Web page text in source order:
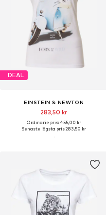
DEAL
EINSTEIN & NEWTON
283,50 kr
Ordinarie pris: 455,00 kr
Senaste lägsta pris:283,50 kr